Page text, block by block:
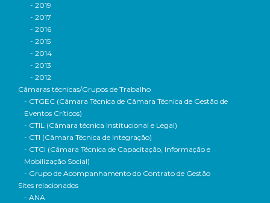
- 2019
- 2017
- 2016
- 2015
- 2014
- 2013
- 2012
Câmaras técnicas/Grupos de Trabalho
- CTGEC (Câmara Técnica de Câmara Técnica de Gestão de
Eventos Críticos)
- CTIL (Câmara técnica Institucional e Legal)
- CTI (Câmara Técnica de Integração)
- CTCI (Câmara Técnica de Capacitação, Informação e
Mobilização Social)
- Grupo de Acompanhamento do Contrato de Gestão
Sites relacionados
- ANA